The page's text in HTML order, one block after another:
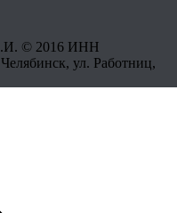
© 2016 ИНН
ул. Работниц,